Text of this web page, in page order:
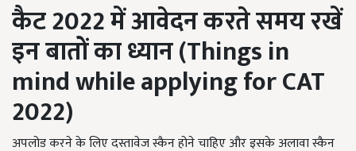
कैट 2022 में आवेदन करते समय रखें
इन बातों का ध्यान (Things in
mind while applying for CAT
2022)
अपलोड करने के लिए दस्तावेज स्कैन होने चाहिए और इसके अलावा स्कैन